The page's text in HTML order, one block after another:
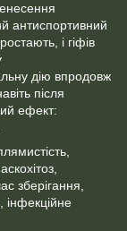
антиспортивний
і гіфів
дію впродовж
після
ефект:
зберігання,
інфекційне